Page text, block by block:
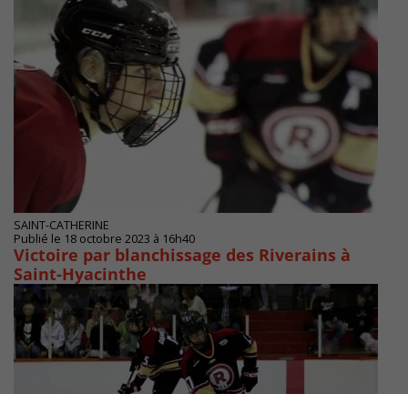
SAINT-CATHERINE
Publié le 18 octobre 2023 à 16h40
Victoire par blanchissage des Riverains à
Saint-Hyacinthe